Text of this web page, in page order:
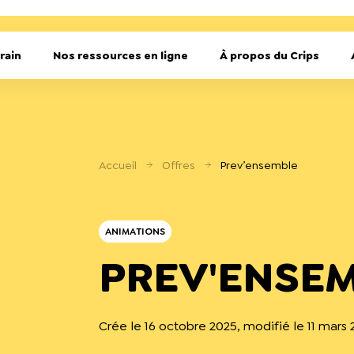
Nos ressources en ligne À propos du Crips
Accueil Offres Prev’ensemble
ANIMATIONS
Crée le 16 octobre 2025, modifié le 11 mars